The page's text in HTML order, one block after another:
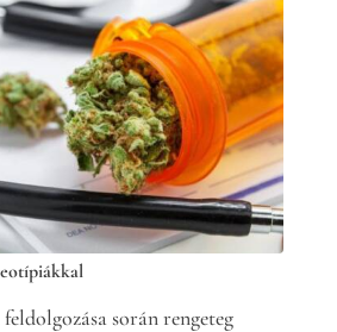
során rengeteg